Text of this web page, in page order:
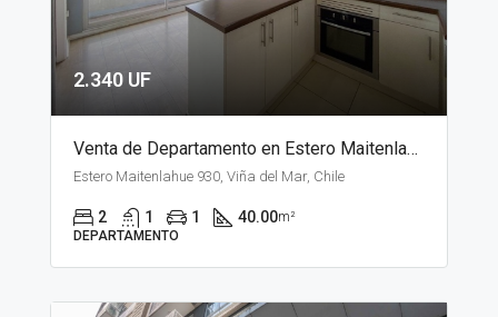
2.340 UF
Venta de Departamento en Estero Maitenlahue, Santiago
Estero Maitenlahue 930, Viña del Mar, Chile
2 1 1 40.00m²
DEPARTAMENTO